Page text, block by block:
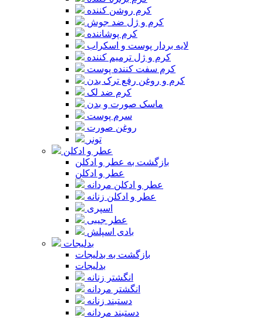
کرم روشن کننده
کرم و ژل ضد جوش
کرم پوشاننده
لایه بردار پوست و اسکراب
کرم و ژل ترمیم کننده
کرم سفت کننده پوست
کرم و روغن رفع ترک بدن
کرم ضد لک
ماسک صورت و بدن
سرم پوست
روغن صورت
تونر
عطر و ادکلن
بازگشت به عطر و ادکلن
عطر و ادکلن
عطر و ادکلن مردانه
عطر و ادکلن زنانه
اسپری
عطر جیبی
بادی اسپلش
بدلیجات
بازگشت به بدلیجات
بدلیجات
انگشتر زنانه
انگشتر مردانه
دستبند زنانه
دستبند مردانه